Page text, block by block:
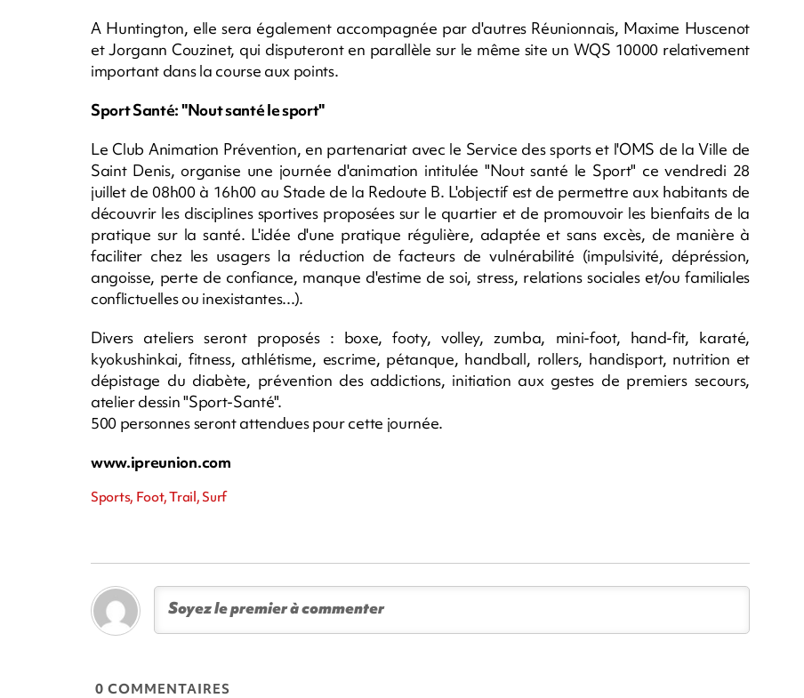
A Huntington, elle sera également accompagnée par d'autres Réunionnais, Maxime Huscenot
et Jorgann Couzinet, qui disputeront en parallèle sur le même site un WQS 10000 relativement
important dans la course aux points.
Sport Santé: "Nout santé le sport"
Le Club Animation Prévention, en partenariat avec le Service des sports et l'OMS de la Ville de
Saint Denis, organise une journée d'animation intitulée "Nout santé le Sport" ce vendredi 28
juillet de 08h00 à 16h00 au Stade de la Redoute B. L'objectif est de permettre aux habitants de
découvrir les disciplines sportives proposées sur le quartier et de promouvoir les bienfaits de la
pratique sur la santé. L'idée d'une pratique régulière, adaptée et sans excès, de manière à
faciliter chez les usagers la réduction de facteurs de vulnérabilité (impulsivité, dépréssion,
angoisse, perte de confiance, manque d'estime de soi, stress, relations sociales et/ou familiales
conflictuelles ou inexistantes...).
Divers ateliers seront proposés : boxe, footy, volley, zumba, mini-foot, hand-fit, karaté,
kyokushinkai, fitness, athlétisme, escrime, pétanque, handball, rollers, handisport, nutrition et
dépistage du diabète, prévention des addictions, initiation aux gestes de premiers secours,
atelier dessin "Sport-Santé".
500 personnes seront attendues pour cette journée.
www.ipreunion.com
Sports, Foot, Trail, Surf
0 COMMENTAIRES